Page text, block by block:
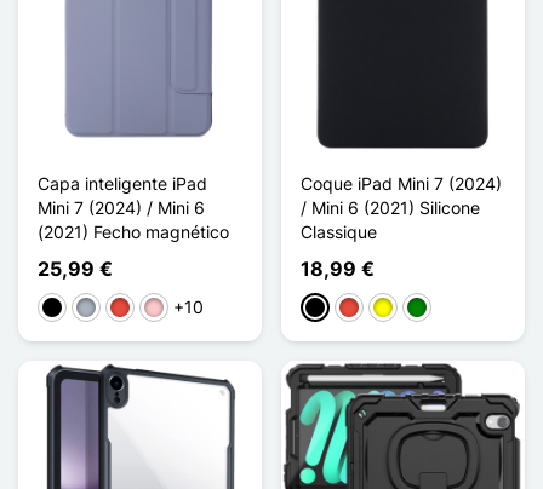
Capa inteligente iPad
Mini 7 (2024) / Mini 6
(2021) Fecho magnético
25,99 €
PretoCinzentoVermelho
Rosa+10
Coque iPad Mini 7 (2024)
/ Mini 6 (2021) Silicone
Classique
18,99 €
PretoVermelho
Amarelo
Verde